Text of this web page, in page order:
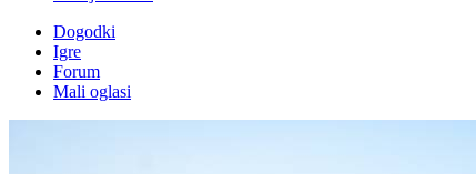
Dogodki
Igre
Forum
Mali oglasi